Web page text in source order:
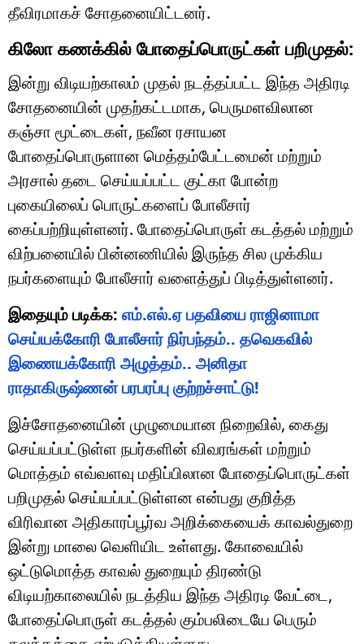
தீவிரமாகச் சோதனையிட்டனர்.
கிலோ கணக்கில் போதைப்பொருட்கள் பறிமுதல்:
இன்று விடியற்காலம் முதல் நடத்தப்பட்ட இந்த அதிரடி
சோதனையின் முதற்கட்டமாக, பெருமளவிலான
கஞ்சா மூட்டைகள், நவீன ரசாயன
போதைப்பொருளான மெத்தம்பேட்டமைன் மற்றும்
அரசால் தடை செய்யப்பட்ட குட்கா போன்ற
புகையிலைப் பொருட்களைப் போலீசார்
கைப்பற்றியுள்ளனர். போதைப்பொருள் கடத்தல் மற்றும்
விற்பனையில் பின்னணியில் இருந்த சில முக்கிய
நபர்களையும் போலீசார் வளைத்துப் பிடித்துள்ளனர்.
இதையும் படிக்க: எம்.எல்.ஏ பதவியை ராஜினாமா
செய்யக்கோரி போலீசார் நிர்பந்தம்.. தவெகவில்
இணையக்கோரி அழுத்தம்.. அனிதா
ராதாகிருஷ்ணன் பரபரப்பு குற்றச்சாட்டு!
இச்சோதனையின் முழுமையான நிறைவில், கைது
செய்யப்பட்டுள்ள நபர்களின் விவரங்கள் மற்றும்
மொத்தம் எவ்வளவு மதிப்பிலான போதைப்பொருட்கள்
பறிமுதல் செய்யப்பட்டுள்ளன என்பது குறித்த
விரிவான அதிகாரப்பூர்வ அறிக்கையைக் காவல்துறை
இன்று மாலை வெளியிட உள்ளது. கோவையில்
ஒட்டுமொத்த காவல் துறையும் திரண்டு
விடியற்காலையில் நடத்திய இந்த அதிரடி வேட்டை,
போதைப்பொருள் கடத்தல் கும்பலிடையே பெரும்